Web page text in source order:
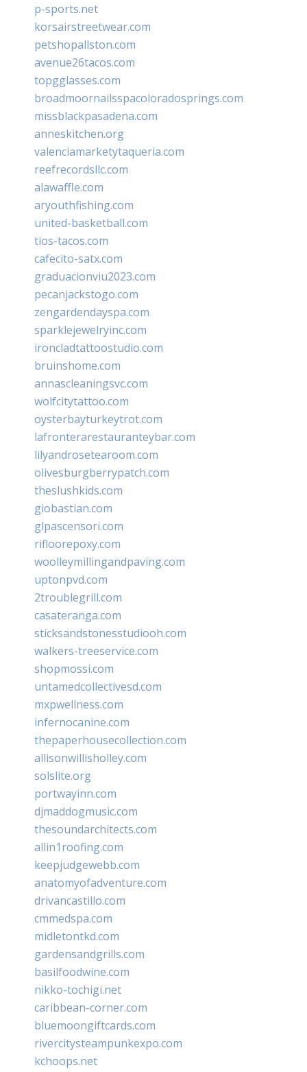
p-sports.net
korsairstreetwear.com
petshopallston.com
avenue26tacos.com
topgglasses.com
broadmoornailsspacoloradosprings.com
missblackpasadena.com
anneskitchen.org
valenciamarketytaqueria.com
reefrecordsllc.com
alawaffle.com
aryouthfishing.com
united-basketball.com
tios-tacos.com
cafecito-satx.com
graduacionviu2023.com
pecanjackstogo.com
zengardendayspa.com
sparklejewelryinc.com
ironcladtattoostudio.com
bruinshome.com
annascleaningsvc.com
wolfcitytattoo.com
oysterbayturkeytrot.com
lafronterarestauranteybar.com
lilyandrosetearoom.com
olivesburgberrypatch.com
theslushkids.com
giobastian.com
glpascensori.com
rifloorepoxy.com
woolleymillingandpaving.com
uptonpvd.com
2troublegrill.com
casateranga.com
sticksandstonesstudiooh.com
walkers-treeservice.com
shopmossi.com
untamedcollectivesd.com
mxpwellness.com
infernocanine.com
thepaperhousecollection.com
allisonwillisholley.com
solslite.org
portwayinn.com
djmaddogmusic.com
thesoundarchitects.com
allin1roofing.com
keepjudgewebb.com
anatomyofadventure.com
drivancastillo.com
cmmedspa.com
midletontkd.com
gardensandgrills.com
basilfoodwine.com
nikko-tochigi.net
caribbean-corner.com
bluemoongiftcards.com
rivercitysteampunkexpo.com
kchoops.net